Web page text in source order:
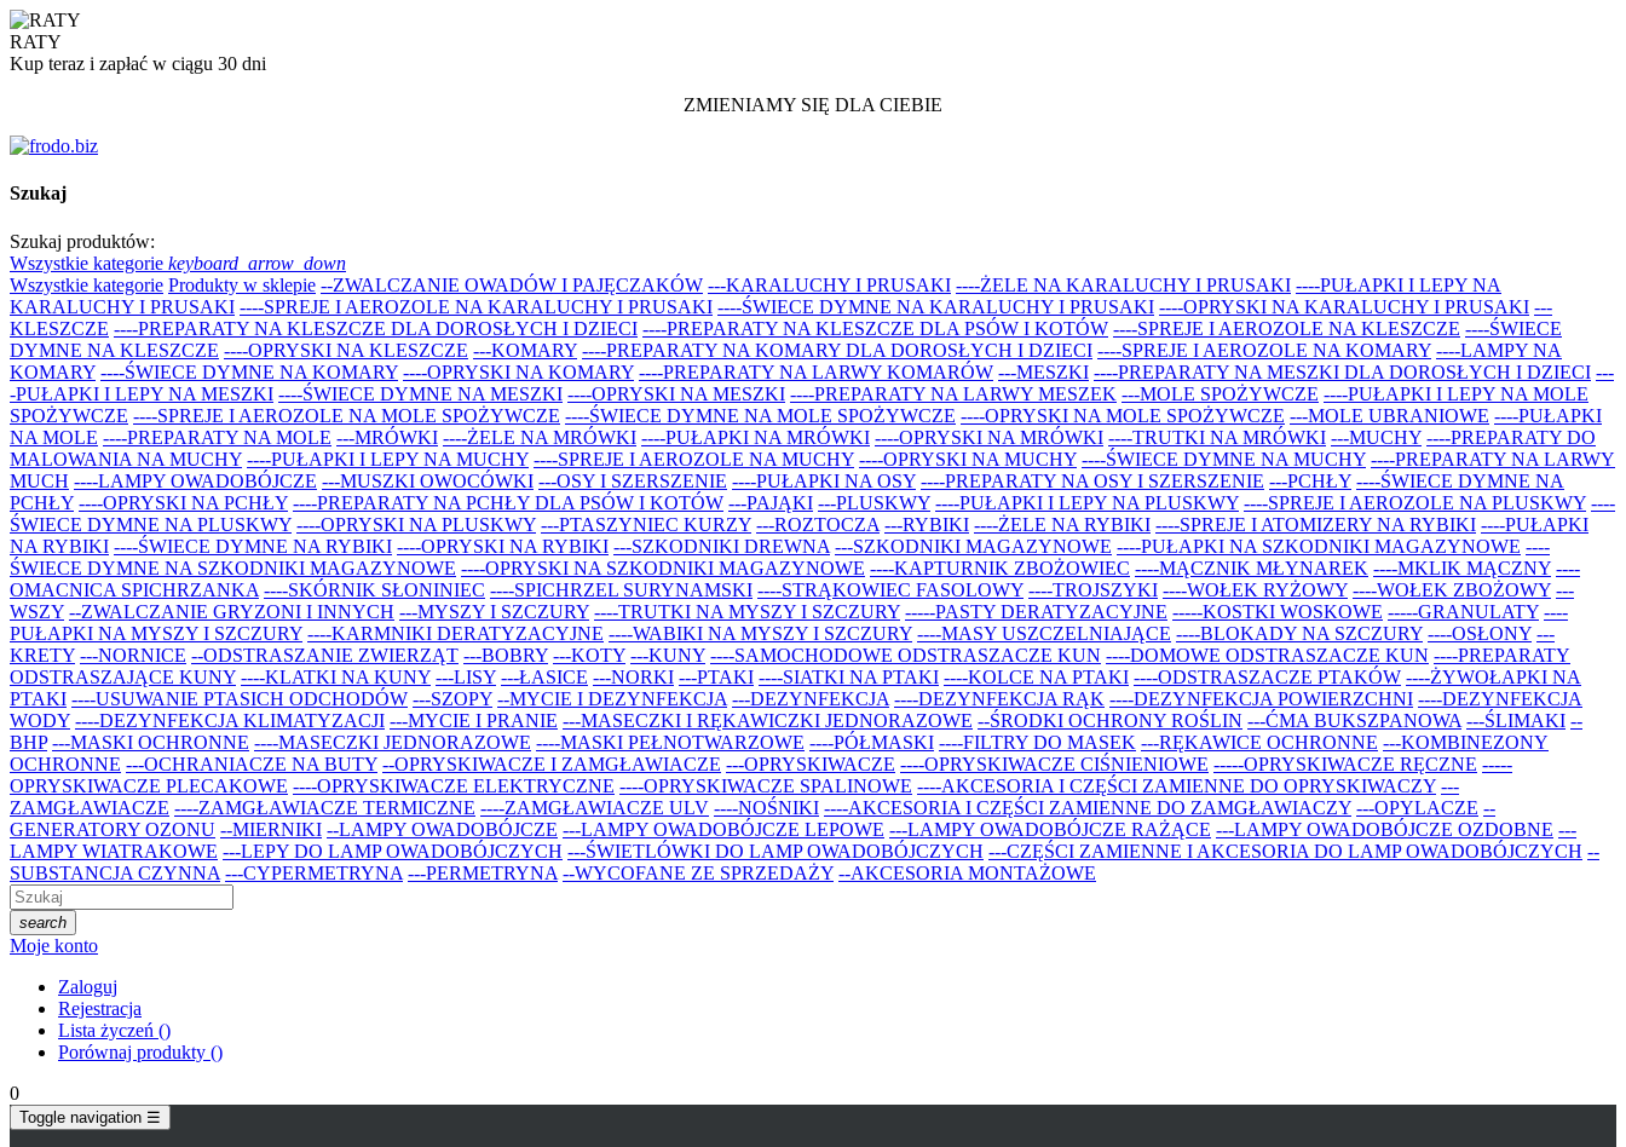
RATY
Kup teraz i zapłać w ciągu 30 dni
ZMIENIAMY SIĘ DLA CIEBIE
Szukaj
Szukaj produktów:
Wszystkie kategorie keyboard_arrow_down
Wszystkie kategorie Produkty w sklepie --ZWALCZANIE OWADÓW I PAJĘCZAKÓW ---KARALUCHY I PRUSAKI ----ŻELE NA KARALUCHY I PRUSAKI ----PUŁAPKI I LEPY NA
KARALUCHY I PRUSAKI ----SPREJE I AEROZOLE NA KARALUCHY I PRUSAKI ----ŚWIECE DYMNE NA KARALUCHY I PRUSAKI ----OPRYSKI NA KARALUCHY I PRUSAKI ---
KLESZCZE ----PREPARATY NA KLESZCZE DLA DOROSŁYCH I DZIECI ----PREPARATY NA KLESZCZE DLA PSÓW I KOTÓW ----SPREJE I AEROZOLE NA KLESZCZE ----ŚWIECE
DYMNE NA KLESZCZE ----OPRYSKI NA KLESZCZE ---KOMARY ----PREPARATY NA KOMARY DLA DOROSŁYCH I DZIECI ----SPREJE I AEROZOLE NA KOMARY ----LAMPY NA
KOMARY ----ŚWIECE DYMNE NA KOMARY ----OPRYSKI NA KOMARY ----PREPARATY NA LARWY KOMARÓW ---MESZKI ----PREPARATY NA MESZKI DLA DOROSŁYCH I DZIECI ---
-PUŁAPKI I LEPY NA MESZKI ----ŚWIECE DYMNE NA MESZKI ----OPRYSKI NA MESZKI ----PREPARATY NA LARWY MESZEK ---MOLE SPOŻYWCZE ----PUŁAPKI I LEPY NA MOLE
SPOŻYWCZE ----SPREJE I AEROZOLE NA MOLE SPOŻYWCZE ----ŚWIECE DYMNE NA MOLE SPOŻYWCZE ----OPRYSKI NA MOLE SPOŻYWCZE ---MOLE UBRANIOWE ----PUŁAPKI
NA MOLE ----PREPARATY NA MOLE ---MRÓWKI ----ŻELE NA MRÓWKI ----PUŁAPKI NA MRÓWKI ----OPRYSKI NA MRÓWKI ----TRUTKI NA MRÓWKI ---MUCHY ----PREPARATY DO
MALOWANIA NA MUCHY ----PUŁAPKI I LEPY NA MUCHY ----SPREJE I AEROZOLE NA MUCHY ----OPRYSKI NA MUCHY ----ŚWIECE DYMNE NA MUCHY ----PREPARATY NA LARWY
MUCH ----LAMPY OWADOBÓJCZE ---MUSZKI OWOCÓWKI ---OSY I SZERSZENIE ----PUŁAPKI NA OSY ----PREPARATY NA OSY I SZERSZENIE ---PCHŁY ----ŚWIECE DYMNE NA
PCHŁY ----OPRYSKI NA PCHŁY ----PREPARATY NA PCHŁY DLA PSÓW I KOTÓW ---PAJĄKI ---PLUSKWY ----PUŁAPKI I LEPY NA PLUSKWY ----SPREJE I AEROZOLE NA PLUSKWY ----
ŚWIECE DYMNE NA PLUSKWY ----OPRYSKI NA PLUSKWY ---PTASZYNIEC KURZY ---ROZTOCZA ---RYBIKI ----ŻELE NA RYBIKI ----SPREJE I ATOMIZERY NA RYBIKI ----PUŁAPKI
NA RYBIKI ----ŚWIECE DYMNE NA RYBIKI ----OPRYSKI NA RYBIKI ---SZKODNIKI DREWNA ---SZKODNIKI MAGAZYNOWE ----PUŁAPKI NA SZKODNIKI MAGAZYNOWE ----
ŚWIECE DYMNE NA SZKODNIKI MAGAZYNOWE ----OPRYSKI NA SZKODNIKI MAGAZYNOWE ----KAPTURNIK ZBOŻOWIEC ----MĄCZNIK MŁYNAREK ----MKLIK MĄCZNY ----
OMACNICA SPICHRZANKA ----SKÓRNIK SŁONINIEC ----SPICHRZEL SURYNAMSKI ----STRĄKOWIEC FASOLOWY ----TROJSZYKI ----WOŁEK RYŻOWY ----WOŁEK ZBOŻOWY ---
WSZY --ZWALCZANIE GRYZONI I INNYCH ---MYSZY I SZCZURY ----TRUTKI NA MYSZY I SZCZURY -----PASTY DERATYZACYJNE -----KOSTKI WOSKOWE -----GRANULATY ----
PUŁAPKI NA MYSZY I SZCZURY ----KARMNIKI DERATYZACYJNE ----WABIKI NA MYSZY I SZCZURY ----MASY USZCZELNIAJĄCE ----BLOKADY NA SZCZURY ----OSŁONY ---
KRETY ---NORNICE --ODSTRASZANIE ZWIERZĄT ---BOBRY ---KOTY ---KUNY ----SAMOCHODOWE ODSTRASZACZE KUN ----DOMOWE ODSTRASZACZE KUN ----PREPARATY
ODSTRASZAJĄCE KUNY ----KLATKI NA KUNY ---LISY ---ŁASICE ---NORKI ---PTAKI ----SIATKI NA PTAKI ----KOLCE NA PTAKI ----ODSTRASZACZE PTAKÓW ----ŻYWOŁAPKI NA
PTAKI ----USUWANIE PTASICH ODCHODÓW ---SZOPY --MYCIE I DEZYNFEKCJA ---DEZYNFEKCJA ----DEZYNFEKCJA RĄK ----DEZYNFEKCJA POWIERZCHNI ----DEZYNFEKCJA
WODY ----DEZYNFEKCJA KLIMATYZACJI ---MYCIE I PRANIE ---MASECZKI I RĘKAWICZKI JEDNORAZOWE --ŚRODKI OCHRONY ROŚLIN ---ĆMA BUKSZPANOWA ---ŚLIMAKI --
BHP ---MASKI OCHRONNE ----MASECZKI JEDNORAZOWE ----MASKI PEŁNOTWARZOWE ----PÓŁMASKI ----FILTRY DO MASEK ---RĘKAWICE OCHRONNE ---KOMBINEZONY
OCHRONNE ---OCHRANIACZE NA BUTY --OPRYSKIWACZE I ZAMGŁAWIACZE ---OPRYSKIWACZE ----OPRYSKIWACZE CIŚNIENIOWE -----OPRYSKIWACZE RĘCZNE -----
OPRYSKIWACZE PLECAKOWE ----OPRYSKIWACZE ELEKTRYCZNE ----OPRYSKIWACZE SPALINOWE ----AKCESORIA I CZĘŚCI ZAMIENNE DO OPRYSKIWACZY ---
ZAMGŁAWIACZE ----ZAMGŁAWIACZE TERMICZNE ----ZAMGŁAWIACZE ULV ----NOŚNIKI ----AKCESORIA I CZĘŚCI ZAMIENNE DO ZAMGŁAWIACZY ---OPYLACZE --
GENERATORY OZONU --MIERNIKI --LAMPY OWADOBÓJCZE ---LAMPY OWADOBÓJCZE LEPOWE ---LAMPY OWADOBÓJCZE RAŻĄCE ---LAMPY OWADOBÓJCZE OZDOBNE ---
LAMPY WIATRAKOWE ---LEPY DO LAMP OWADOBÓJCZYCH ---ŚWIETLÓWKI DO LAMP OWADOBÓJCZYCH ---CZĘŚCI ZAMIENNE I AKCESORIA DO LAMP OWADOBÓJCZYCH --
SUBSTANCJA CZYNNA ---CYPERMETRYNA ---PERMETRYNA --WYCOFANE ZE SPRZEDAŻY --AKCESORIA MONTAŻOWE
search
Moje konto
Zaloguj
Rejestracja
Lista życzeń ()
Porównaj produkty ()
0
Toggle navigation ☰